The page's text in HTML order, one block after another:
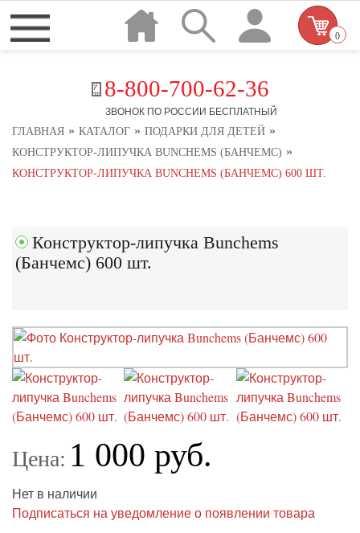
8-800-700-62-36
ЗВОНОК ПО РОССИИ БЕСПЛАТНЫЙ
0
ГЛАВНАЯ » КАТАЛОГ » ПОДАРКИ ДЛЯ ДЕТЕЙ »
КОНСТРУКТОР-ЛИПУЧКА BUNCHEMS (БАНЧЕМС) »
КОНСТРУКТОР-ЛИПУЧКА BUNCHEMS (БАНЧЕМС) 600 ШТ.
Конструктор-липучка Bunchems
(Банчемс) 600 шт.
Цена: 1 000 руб.
Нет в наличии
Подписаться на уведомление о появлении товара